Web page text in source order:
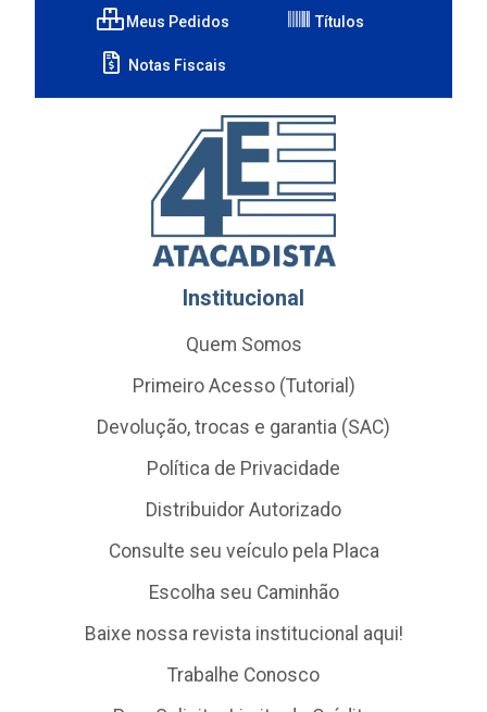
Meus Pedidos Títulos
Notas Fiscais
Institucional
Quem Somos
Primeiro Acesso (Tutorial)
Devolução, trocas e garantia (SAC)
Política de Privacidade
Distribuidor Autorizado
Consulte seu veículo pela Placa
Escolha seu Caminhão
Baixe nossa revista institucional aqui!
Trabalhe Conosco